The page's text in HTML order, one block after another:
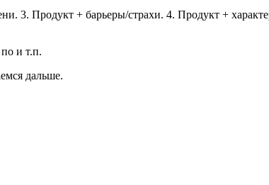
3. Продукт + барьеры/страхи. 4. Продукт +
и т.п.
дальше.